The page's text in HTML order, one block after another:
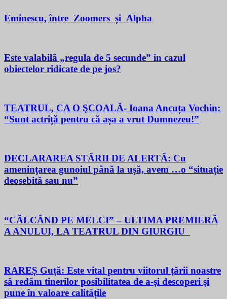
Eminescu, între Zoomers și Alpha
Este valabilă „regula de 5 secunde” in cazul
obiectelor ridicate de pe jos?
TEATRUL, CA O ŞCOALĂ- Ioana Ancuța Vochin:
“Sunt actriță pentru că așa a vrut Dumnezeu!”
DECLARAREA STĂRII DE ALERTĂ: Cu
ameninţarea gunoiul până la uşă, avem …o “situație
deosebită sau nu”
“CĂLCÂND PE MELCI” – ULTIMA PREMIERĂ
A ANULUI, LA TEATRUL DIN GIURGIU
RAREȘ Guță: Este vital pentru viitorul țării noastre
să redăm tinerilor posibilitatea de a-și descoperi și
pune în valoare calitățile